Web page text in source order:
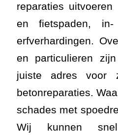
reparaties
en fietspaden,
erfverhardingen.
en particulieren
juiste adres voor
betonreparaties.
schades met
Wij kunnen